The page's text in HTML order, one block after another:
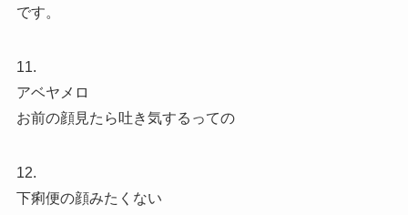
です。
11.
アベヤメロ
お前の顔見たら吐き気するっての
12.
下痢便の顔みたくない